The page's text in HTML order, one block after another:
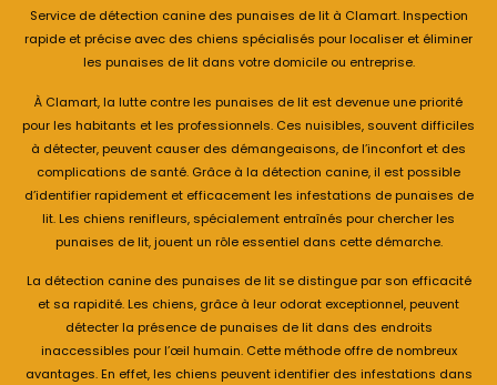
Service de détection canine des punaises de lit à Clamart. Inspection
rapide et précise avec des chiens spécialisés pour localiser et éliminer
les punaises de lit dans votre domicile ou entreprise.
À Clamart, la lutte contre les punaises de lit est devenue une priorité
pour les habitants et les professionnels. Ces nuisibles, souvent difficiles
à détecter, peuvent causer des démangeaisons, de l’inconfort et des
complications de santé. Grâce à la détection canine, il est possible
d’identifier rapidement et efficacement les infestations de punaises de
lit. Les chiens renifleurs, spécialement entraînés pour chercher les
punaises de lit, jouent un rôle essentiel dans cette démarche.
La détection canine des punaises de lit se distingue par son efficacité
et sa rapidité. Les chiens, grâce à leur odorat exceptionnel, peuvent
détecter la présence de punaises de lit dans des endroits
inaccessibles pour l’œil humain. Cette méthode offre de nombreux
avantages. En effet, les chiens peuvent identifier des infestations dans